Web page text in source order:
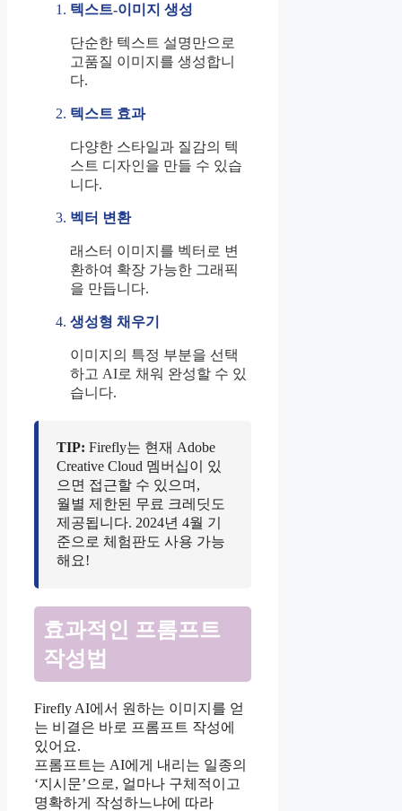
텍스트-이미지 생성
단순한 텍스트 설명만으로
고품질 이미지를 생성합니
다.
텍스트 효과
다양한 스타일과 질감의 텍
스트 디자인을 만들 수 있습
니다.
벡터 변환
래스터 이미지를 벡터로 변
환하여 확장 가능한 그래픽
을 만듭니다.
생성형 채우기
이미지의 특정 부분을 선택
하고 AI로 채워 완성할 수 있
습니다.
TIP: Firefly는 현재 Adobe
Creative Cloud 멤버십이 있
으면 접근할 수 있으며,
월별 제한된 무료 크레딧도
제공됩니다. 2024년 4월 기
준으로 체험판도 사용 가능
해요!
효과적인 프롬프트
작성법
Firefly AI에서 원하는 이미지를 얻
는 비결은 바로 프롬프트 작성에
있어요.
프롬프트는 AI에게 내리는 일종의
‘지시문’으로, 얼마나 구체적이고
명확하게 작성하느냐에 따라